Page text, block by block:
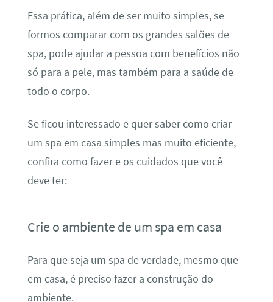
Essa prática, além de ser muito simples, se
formos comparar com os grandes salões de
spa, pode ajudar a pessoa com benefícios não
só para a pele, mas também para a saúde de
todo o corpo.
Se ficou interessado e quer saber como criar
um spa em casa simples mas muito eficiente,
confira como fazer e os cuidados que você
deve ter:
Crie o ambiente de um spa em casa
Para que seja um spa de verdade, mesmo que
em casa, é preciso fazer a construção do
ambiente.